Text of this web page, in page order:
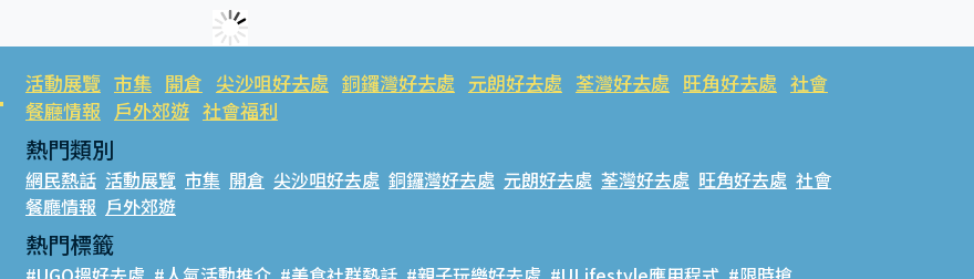
活動展覽 市集 開倉 尖沙咀好去處 銅鑼灣好去處 元朗好去處 荃灣好去處 旺角好去處 社會
餐廳情報 戶外郊遊 社會福利
熱門類別
網民熱話 活動展覽 市集 開倉 尖沙咀好去處 銅鑼灣好去處 元朗好去處 荃灣好去處 旺角好去處 社會
餐廳情報 戶外郊遊
熱門標籤